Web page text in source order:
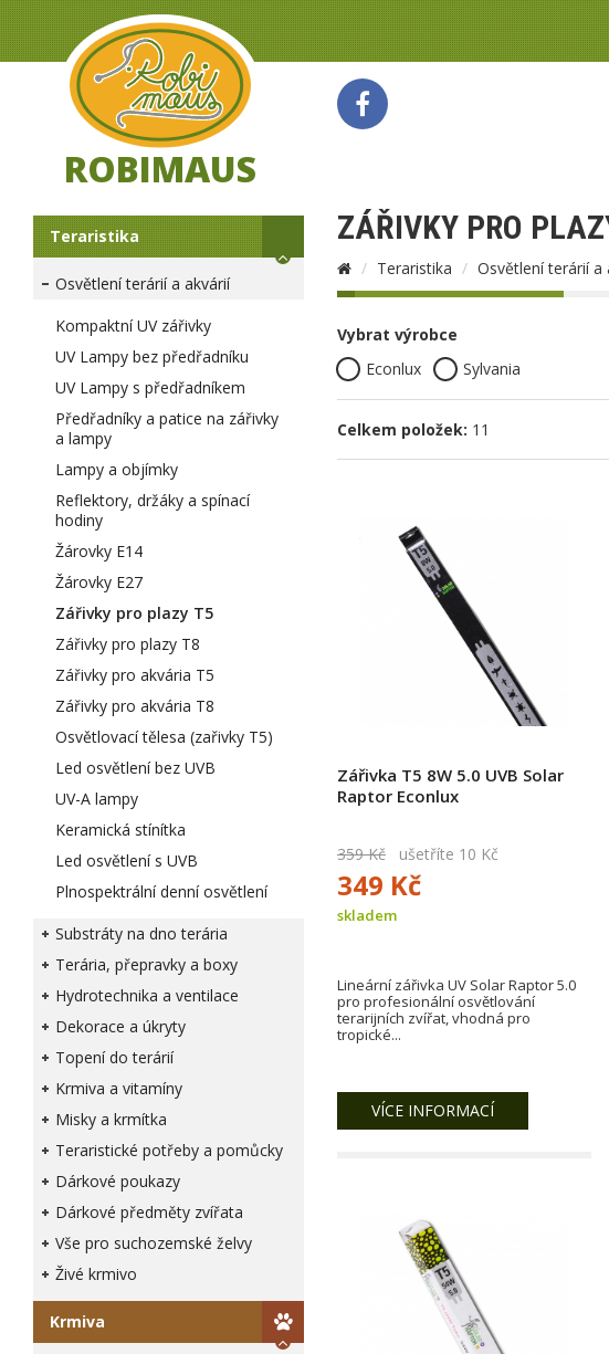
ROBIMAUS
Teraristika
Osvětlení terárií a akvárií
Kompaktní UV zářivky
UV Lampy bez předřadníku
UV Lampy s předřadníkem
Předřadníky a patice na zářivky
a lampy
Lampy a objímky
Reflektory, držáky a spínací
hodiny
Žárovky E14
Žárovky E27
Zářivky pro plazy T5
Zářivky pro plazy T8
Zářivky pro akvária T5
Zářivky pro akvária T8
Osvětlovací tělesa (zařivky T5)
Led osvětlení bez UVB
UV-A lampy
Keramická stínítka
Led osvětlení s UVB
Plnospektrální denní osvětlení
Substráty na dno terária
Terária, přepravky a boxy
Hydrotechnika a ventilace
Dekorace a úkryty
Topení do terárií
Krmiva a vitamíny
Misky a krmítka
Teraristické potřeby a pomůcky
Dárkové poukazy
Dárkové předměty zvířata
Vše pro suchozemské želvy
Živé krmivo
Krmiva
ZÁŘIVKY PRO
Teraristika Osvětlení terárií a
Vybrat výrobce
Econlux
Sylvania
Celkem položek: 11
Zářivka T5 8W 5.0 UVB Solar
Raptor Econlux
359 Kč ušetříte 10 Kč
349 Kč
skladem
Lineární zářivka UV Solar Raptor 5.0
pro profesionální osvětlování
terarijních zvířat, vhodná pro
tropické...
VÍCE INFORMACÍ